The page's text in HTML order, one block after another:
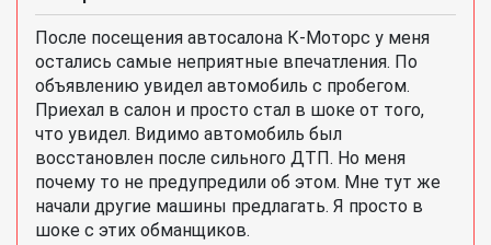
После посещения автосалона К-Моторс у меня
остались самые неприятные впечатления. По
объявлению увидел автомобиль с пробегом.
Приехал в салон и просто стал в шоке от того,
что увидел. Видимо автомобиль был
восстановлен после сильного ДТП. Но меня
почему то не предупредили об этом. Мне тут же
начали другие машины предлагать. Я просто в
шоке с этих обманщиков.